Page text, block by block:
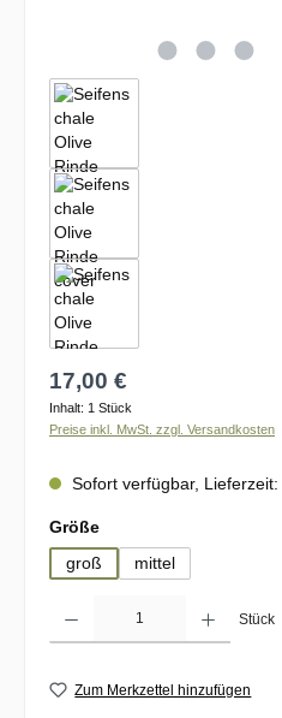
Regulärer Preis:
17,00 €
Inhalt: 1 Stück
Preise inkl. MwSt. zzgl. Versandkosten
Sofort verfügbar, Lieferzeit:
Größeauswählen
groß mittel
Stück
Zum Merkzettel hinzufügen